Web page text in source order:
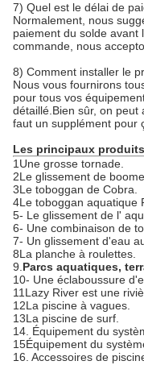
7) Quel est le délai de
Normalement, nous
paiement du solde avant
commande, nous
8) Comment installer le
Nous vous fournirons
pour tous vos
détaillé.Bien sûr, on peut
faut un supplément pour
Les principaux
1Une grosse tornade.
2Le glissement de
3Le toboggan de Cobra.
4Le toboggan aquatique
5- Le glissement de l'
6- Une combinaison de
7- Un glissement d'eau
8La planche à roulettes.
9.Parcs aquatiques,
10- Une éclaboussure
11Lazy River est une
12La piscine à vagues.
13La piscine de surf.
14. Équipement du
15Équipement du
16. Accessoires de